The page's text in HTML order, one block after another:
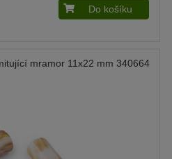
Do košíku
mramor 11x22 mm 340664